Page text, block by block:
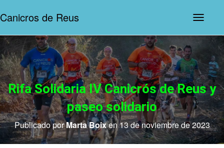
Canicros de Reus
a
v
g
a
c
i
ó
n
d
e
p
a
l
Rifa Solidaria IV Canicrós de Reus y
paseo solidario
Publicado porMarta Boixen13 de noviembre de 2023